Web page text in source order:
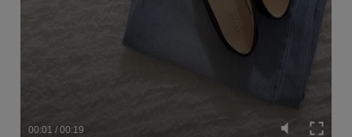
00:02 / 00:19